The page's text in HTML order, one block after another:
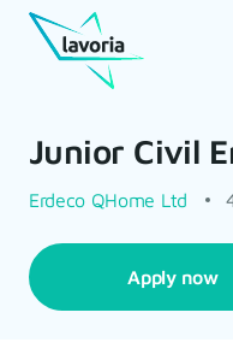
Junior Civil
Erdeco QHome Ltd
Apply now